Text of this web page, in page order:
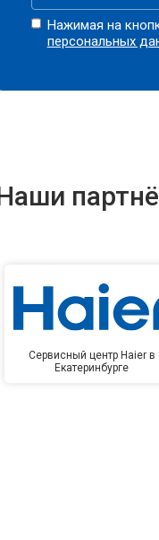
Нажимая на
персональных
Сервисный центр Haier в
Екатеринбурге